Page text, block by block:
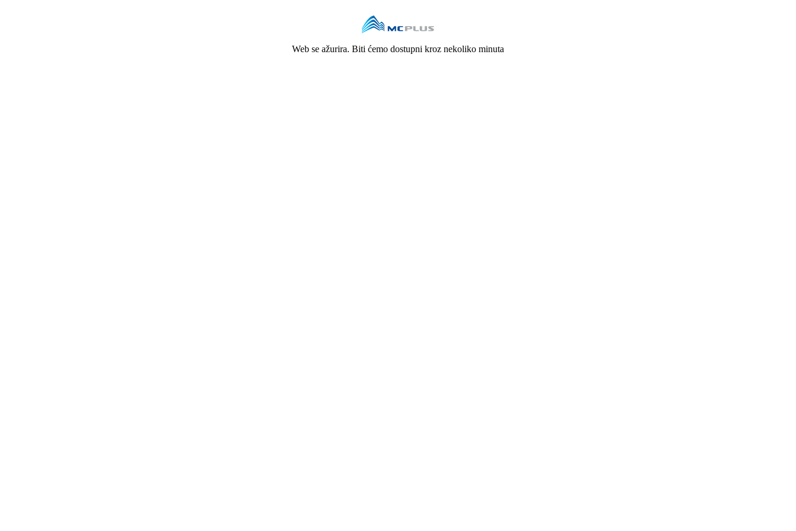
Web se ažurira. Biti ćemo dostupni kroz nekoliko minuta